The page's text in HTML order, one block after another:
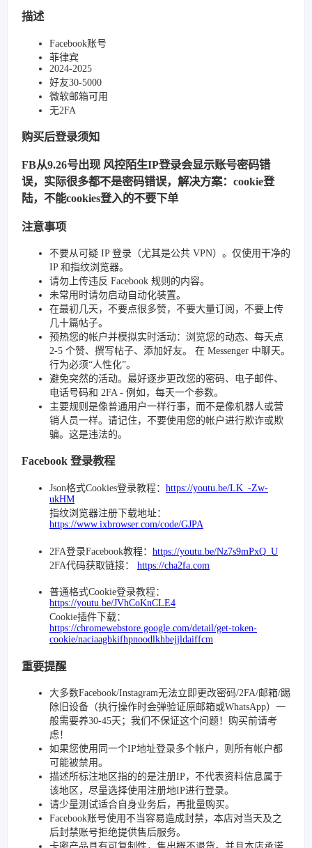
描述
Facebook账号
菲律宾
2024-2025
好友30-5000
微软邮箱可用
无2FA
购买后登录须知
FB从9.26号出现 风控陌生IP登录会显示账号密码错
误，实际很多都不是密码错误，解决方案：cookie登
陆，不能cookies登入的不要下单
注意事项
不要从可疑 IP 登录（尤其是公共 VPN）。仅使用干净的
IP 和指纹浏览器。
请勿上传违反 Facebook 规则的内容。
未常用时请勿启动自动化装置。
在最初几天，不要点很多赞，不要大量订阅，不要上传
几十篇帖子。
预热您的帐户并模拟实时活动：浏览您的动态、每天点
2-5 个赞、撰写帖子、添加好友。 在 Messenger 中聊天。
行为必须“人性化”。
避免突然的活动。最好逐步更改您的密码、电子邮件、
电话号码和 2FA - 例如，每天一个参数。
主要规则是像普通用户一样行事，而不是像机器人或营
销人员一样。请记住，不要使用您的帐户进行欺诈或欺
骗。这是违法的。
Facebook 登录教程
Json格式Cookies登录教程： https://youtu.be/LK_-Zw-
ukHM
指纹浏览器注册下载地址：
https://www.ixbrowser.com/code/GJPA
2FA登录Facebook教程： https://youtu.be/Nz7s9mPxQ_U
2FA代码获取链接： https://cha2fa.com
普通格式Cookie登录教程：
https://youtu.be/JVhCoKnCLE4
Cookie插件下载：
https://chromewebstore.google.com/detail/get-token-
cookie/naciaagbkifhpnoodlkhbejjldaiffcm
重要提醒
大多数Facebook/Instagram无法立即更改密码/2FA/邮箱/踢
除旧设备（执行操作时会弹验证原邮箱或WhatsApp）一
般需要养30-45天；我们不保证这个问题！购买前请考
虑！
如果您使用同一个IP地址登录多个帐户，则所有帐户都
可能被禁用。
描述所标注地区指的的是注册IP，不代表资料信息属于
该地区，尽量选择使用注册地IP进行登录。
请少量测试适合自身业务后，再批量购买。
Facebook账号使用不当容易造成封禁，本店对当天及之
后封禁账号拒绝提供售后服务。